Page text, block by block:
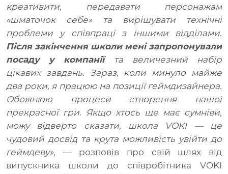
креативити, передавати персонажам
«шматочок себе» та вирішувати технічні
проблеми у співпраці з іншими відділами.
Після закінчення школи мені запропонували
посаду у компаніїта величезний набір
цікавих завдань. Зараз, коли минуло майже
два роки, я працюю на позиції геймдизайнера.
Обожнюю процеси створення нашої
прекрасної гри. Якщо хтось ще має сумніви,
можу відверто сказати, школа VOKI —це
чудовий досвід та крута можливість увійти до
геймдеву», —розповів про свій шлях від
випускника школи до співробітника VOKI